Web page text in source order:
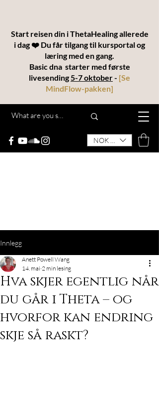
NOK (kr)
Start reisen din i ThetaHealing allerede
i dag ❤️ Du får tilgang til kursportal og
læring med en gang.
Basic dna starter med første
livesending5-7 oktober- [Se
MindFlow-pakken]
Innlegg
Hva skjer egentlig når
du går i Theta – og
hvorfor kan endring
skje så raskt?
Anett Powell Wang
14. mai 2 min lesing